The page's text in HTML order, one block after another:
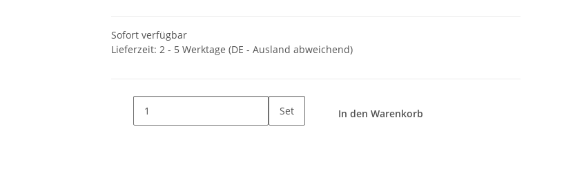
Sofort verfügbar
Lieferzeit: 2 - 5 Werktage (DE - Ausland abweichend)
Set In den Warenkorb